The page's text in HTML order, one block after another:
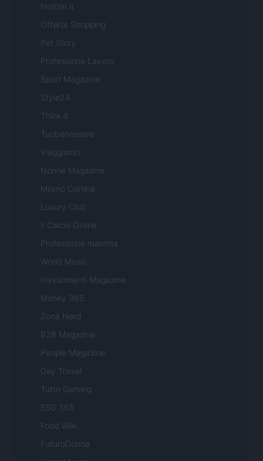
Notizie.it
Offerte Shopping
Pet Story
Professione Lavoro
Sport Magazine
Style24
Think.it
Tuobenessere
Viaggiamo
Nonne Magazine
Milano Cortina
Luxury Club
Il Calcio Online
Professione mamma
World Music
Investimenti Magazine
Money 365
Zona Nerd
B2B Magazine
People Magazine
Day Travel
Tutto Gaming
ESG 365
Food Wiki
FuturoDonna